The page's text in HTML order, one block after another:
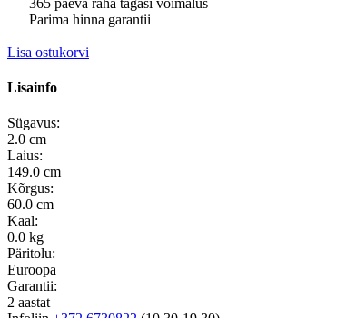
Parima hinna garantii
Lisa ostukorvi
Lisainfo
Sügavus:
2.0 cm
Laius:
149.0 cm
Kõrgus:
60.0 cm
Kaal:
0.0 kg
Päritolu:
Euroopa
Garantii:
2 aastat